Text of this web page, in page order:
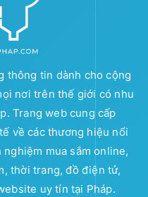
thông tin dành cho cộng
nơi trên thế giới có nhu
Trang web cung cấp
về các thương hiệu nổi
mua sắm online,
thời trang, đồ điện tử,
uy tín tại Pháp.